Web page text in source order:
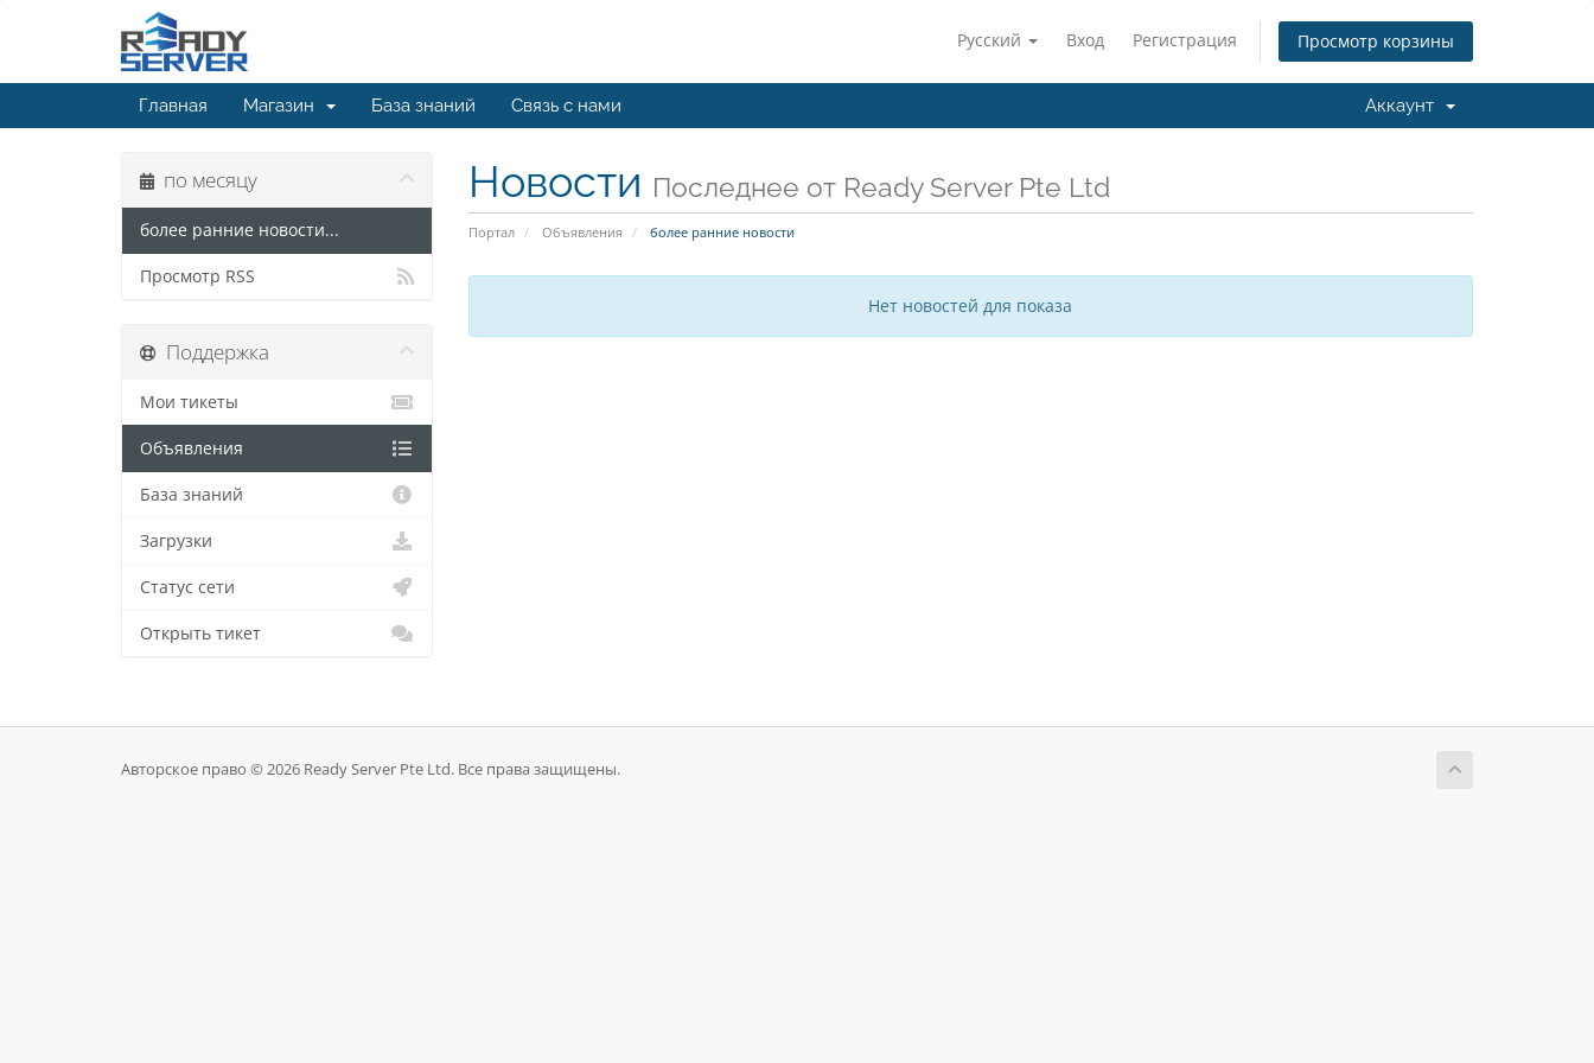
Русский Вход Регистрация Просмотр корзины
Главная Магазин База знаний Связь с нами Аккаунт
Новости Последнее от Ready Server Pte Ltd
Портал Объявления более ранние новости
по месяцу
более ранние новости...
Просмотр RSS
Нет новостей для показа
Поддержка
Мои тикеты
Объявления
База знаний
Загрузки
Статус сети
Открыть тикет
Авторское право © 2026 Ready Server Pte Ltd. Все права защищены.